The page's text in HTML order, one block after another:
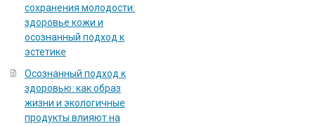
сохранения молодости:
здоровье кожи и
осознанный подход к
эстетике
Осознанный подход к
здоровью: как образ
жизни и экологичные
продукты влияют на